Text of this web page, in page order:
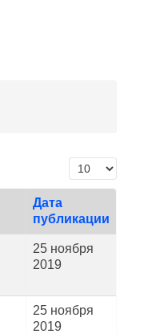
Кол-во
Дата
публикации
25 ноября
2019
25 ноября
2019